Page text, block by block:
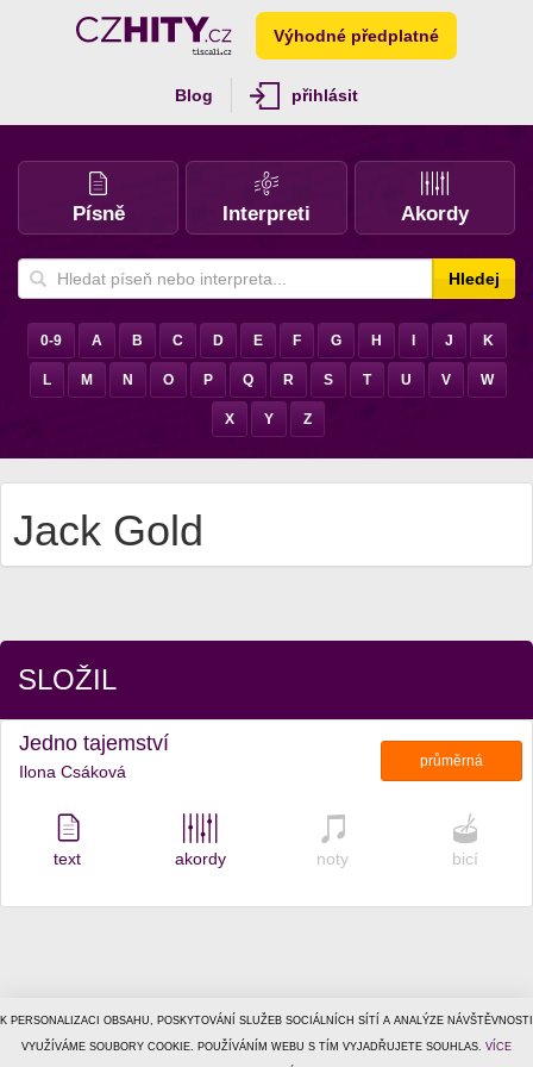
K PERSONALIZACI OBSAHU, POSKYTOVÁNÍ SLUŽEB SOCIÁLNÍCH SÍTÍ A ANALÝZE NÁVŠTĚVNOSTI
VYUŽÍVÁME SOUBORY COOKIE. POUŽÍVÁNÍM WEBU S TÍM VYJADŘUJETE SOUHLAS. VÍCE
Výhodné předplatné
Blog přihlásit
Písně Interpreti Akordy
Hledej
0-9 A B C D E F G H J K
L M N O P Q R S T U V W
X Y Z
Jack Gold
SLOŽIL
Jedno tajemství
Ilona Csáková
průměrná
text akordy noty bicí
© 1996–2026Tiscali Media, a.s. ISSN 1801-5131